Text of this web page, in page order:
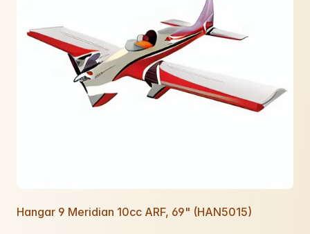
Hangar 9 Meridian 10cc ARF, 69" (HAN5015)